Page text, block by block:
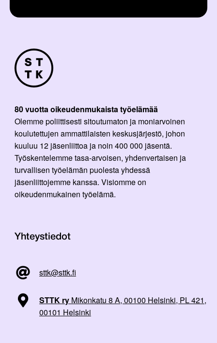
80 vuotta oikeudenmukaista työelämää
Olemme poliittisesti sitoutumaton ja moniarvoinen
koulutettujen ammattilaisten keskusjärjestö, johon
kuuluu 12 jäsenliittoa ja noin 400 000 jäsentä.
Työskentelemme tasa-arvoisen, yhdenvertaisen ja
turvallisen työelämän puolesta yhdessä
jäsenliittojemme kanssa. Visiomme on
oikeudenmukainen työelämä.
Yhteystiedot
sttk@sttk.fi
STTK ry Mikonkatu 8 A, 00100 Helsinki, PL 421,
00101 Helsinki